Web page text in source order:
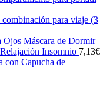
para viaje (3
Máscara de Dormir
Insomnio 7,13€
con Capucha de